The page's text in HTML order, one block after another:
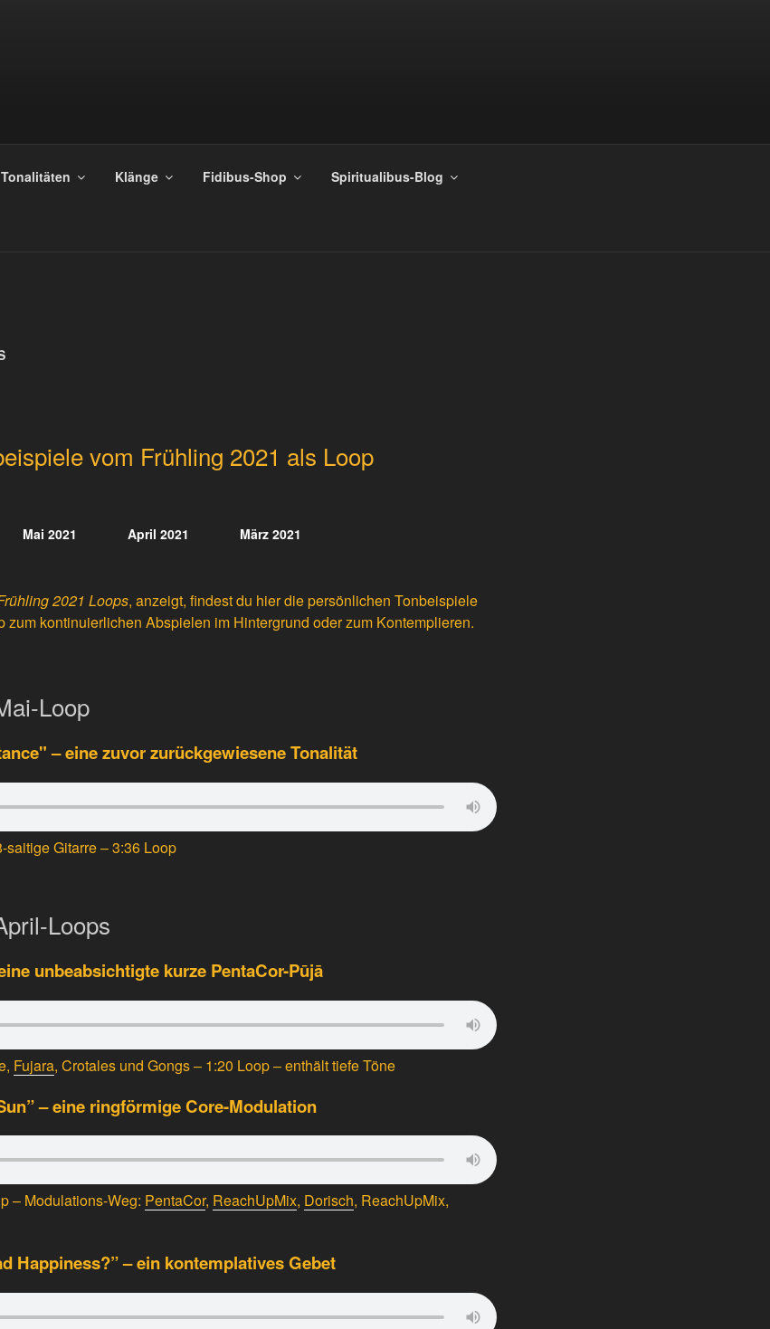
Tonalitäten Klänge Fidibus-Shop Spiritualibus-Blog
vom Frühling 2021 als Loop
Mai 2021 April 2021 März 2021
2021 Loops, anzeigt, findest du hier die persönlichen Tonbeispiele
zum kontinuierlichen Abspielen im Hintergrund oder zum Kontemplieren.
Loop
– eine zuvor zurückgewiesene Tonalität
saitige Gitarre – 3:36 Loop
Loops
unbeabsichtigte kurze PentaCor-Pūjā
Fujara, Crotales und Gongs – 1:20 Loop – enthält tiefe Töne
– eine ringförmige Core-Modulation
– Modulations-Weg: PentaCor, ReachUpMix, Dorisch, ReachUpMix,
Happiness?” – ein kontemplatives Gebet